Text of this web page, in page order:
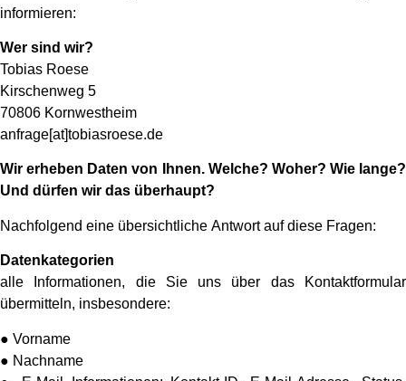
informieren:
Wer sind wir?
Tobias Roese
Kirschenweg 5
70806 Kornwestheim
anfrage[at]tobiasroese.de
Wir erheben Daten von Ihnen. Welche? Woher? Wie lange?
Und dürfen wir das überhaupt?
Nachfolgend eine übersichtliche Antwort auf diese Fragen:
Datenkategorien
alle Informationen, die Sie uns über das Kontaktformular
übermitteln, insbesondere:
● Vorname
● Nachname